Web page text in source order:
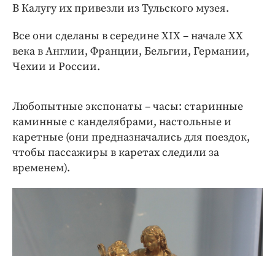
Работодатель года
В Калугу их привезли из Тульского музея.
Все они сделаны в середине XIX – начале XX
века в Англии, Франции, Бельгии, Германии,
Чехии и России.
Любопытные экспонаты – часы: старинные
каминные с канделябрами, настольные и
каретные (они предназначались для поездок,
чтобы пассажиры в каретах следили за
временем).